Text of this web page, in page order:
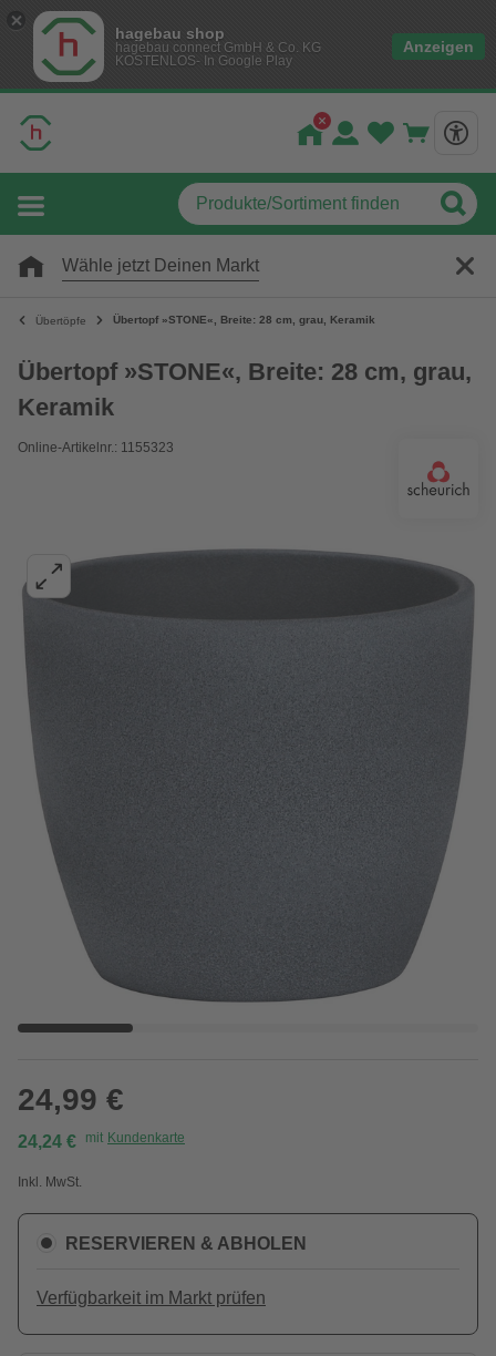
hagebau shop
hagebau connect GmbH & Co. KG
KOSTENLOS- In Google Play
Anzeigen
Wähle jetzt Deinen Markt
Übertöpfe Übertopf »STONE«, Breite: 28 cm, grau, Keramik
Übertopf »STONE«, Breite: 28 cm, grau,
Keramik
Online-Artikelnr.: 1155323
24,99 €
24,24 € mit Kundenkarte
Inkl. MwSt.
RESERVIEREN & ABHOLEN
Verfügbarkeit im Markt prüfen